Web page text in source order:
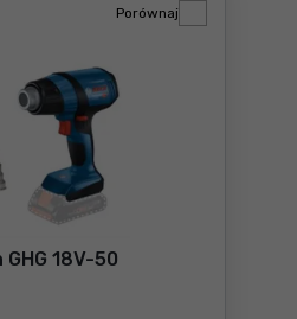
18V-50
Porównaj